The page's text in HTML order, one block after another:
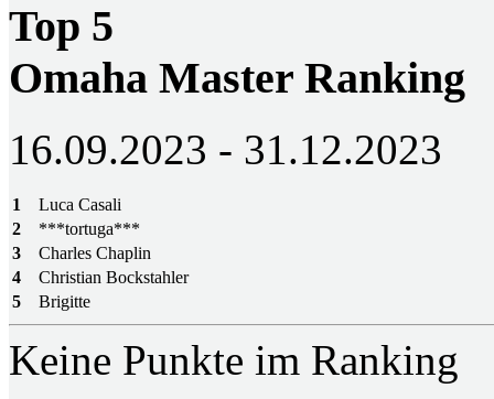
Top 5
Omaha Master Ranking
16.09.2023 - 31.12.2023
1
Luca Casali
2
***tortuga***
3
Charles Chaplin
4
Christian Bockstahler
5
Brigitte
Keine Punkte im Ranking